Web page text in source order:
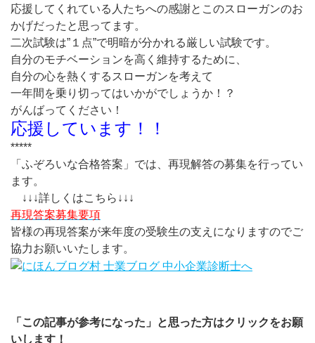
応援してくれている人たちへの感謝とこのスローガンのお
かげだったと思ってます。
二次試験は”１点”で明暗が分かれる厳しい試験です。
自分のモチベーションを高く維持するために、
自分の心を熱くするスローガンを考えて
一年間を乗り切ってはいかがでしょうか！？
がんばってください！
応援しています！！
*****
「ふぞろいな合格答案」では、再現解答の募集を行ってい
ます。
↓↓↓詳しくはこちら↓↓↓
再現答案募集要項
皆様の再現答案が来年度の受験生の支えになりますのでご
協力お願いいたします。
「この記事が参考になった」と思った方はクリックをお願
いします！